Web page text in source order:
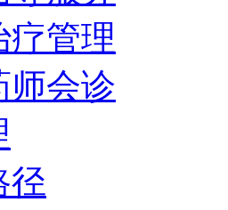
疗管理
师会诊
径